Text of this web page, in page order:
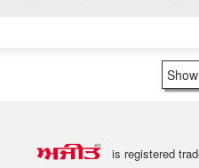
is registered